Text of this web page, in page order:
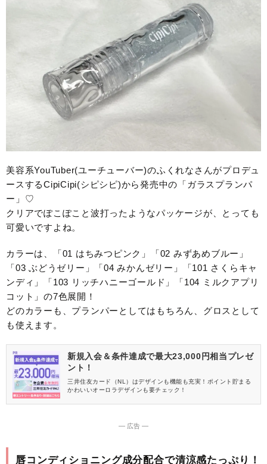
美容系YouTuber(ユーチューバー)のふくれなさんがプロデュ
ースするCipiCipi(シピシピ)から発売中の「ガラスプランパ
ー」♡
クリアでぽこぽこと波打ったようなパッケージが、とっても
可愛いですよね。
カラーは、「01 はちみつピンク」「02 みずあめブルー」
「03 ぶどうゼリー」「04 みかんゼリー」「101 さくらキャ
ンディ」「103 リッチハニーゴールド」「104 ミルクアプリ
コット」の7色展開！
どのカラーも、プランパーとしてはもちろん、グロスとして
も使えます。
新規入会＆条件達成で最大23,000円相当プレゼ
ント！
三井住友カード（NL）はデザインも機能も充実！ポイント貯まる
かわいいオーロラデザインも要チェック！
― 広告 ―
唇コンディショニング成分配合で清涼感たっぷり！